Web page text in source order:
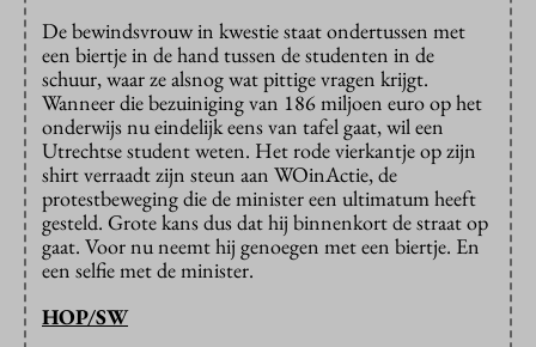
De bewindsvrouw in kwestie staat ondertussen met
een biertje in de hand tussen de studenten in de
schuur, waar ze alsnog wat pittige vragen krijgt.
Wanneer die bezuiniging van 186 miljoen euro op het
onderwijs nu eindelijk eens van tafel gaat, wil een
Utrechtse student weten. Het rode vierkantje op zijn
shirt verraadt zijn steun aan WOinActie, de
protestbeweging die de minister een ultimatum heeft
gesteld. Grote kans dus dat hij binnenkort de straat op
gaat. Voor nu neemt hij genoegen met een biertje. En
een selfie met de minister.
HOP/SW